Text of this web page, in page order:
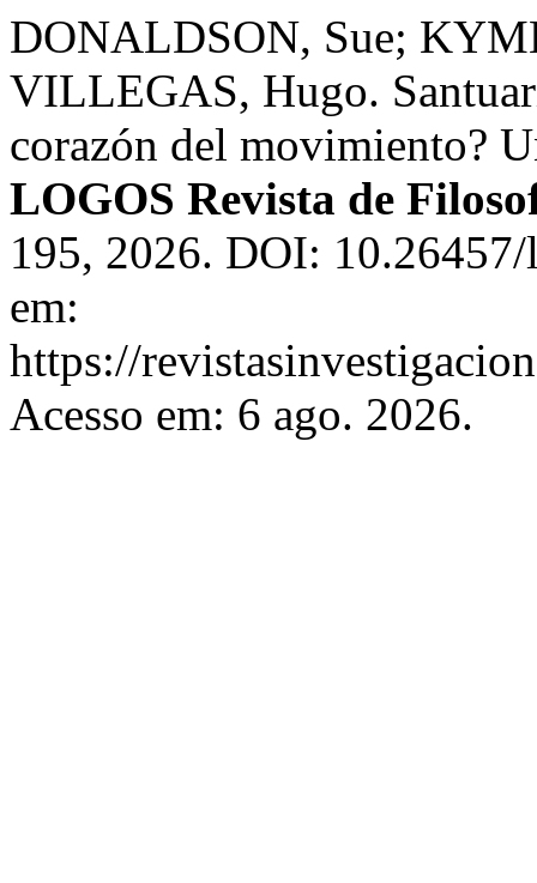
DONALDSON, Sue;
VILLEGAS, Hugo.
corazón del movimiento?
LOGOS Revista de
195, 2026. DOI:
em:
https://
Acesso em: 6 ago. 2026.